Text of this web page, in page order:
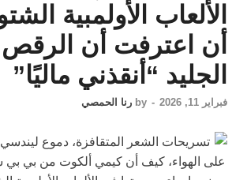
الألعاب الأولمبية
أن اعترفت أن
الجليد “أنقذني ماليًا”
فبراير 11, 2026 -
by رنا الحمصي